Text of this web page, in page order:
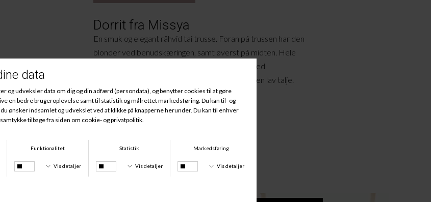
Dorrit fra Missya
En smuk og elegant råhvid tai trusse. Foran på trussen har den
blonder ved benudskæringen, samt øverst på midten. Hele
bagsiden af trussen er et uigennemsigtigt stof med
elastikkanter. Trussen har en høj benskæring og en lav talje.
Materiale:
83% Polyamid, 14% Elastan, 3% Bomuld.
Andre købte også